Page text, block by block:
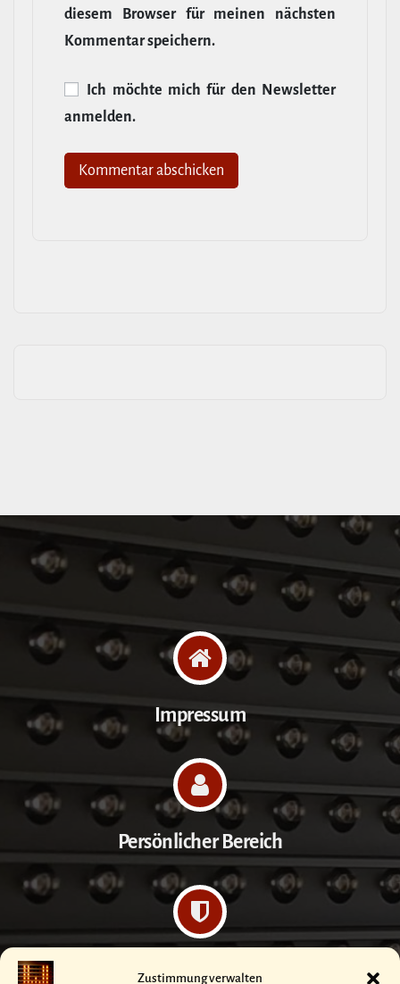
Zustimmung verwalten
diesem Browser für meinen nächsten
Kommentar speichern.
Ich möchte mich für den News­letter
anmelden.
Impressum
Persönlicher Bereich
Datenschutzerklärung